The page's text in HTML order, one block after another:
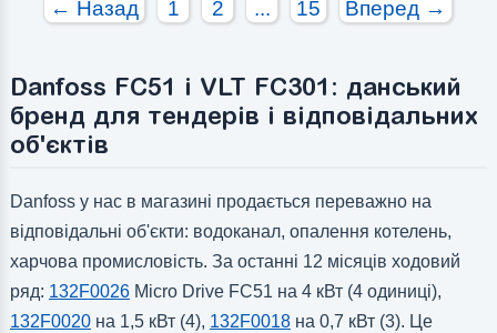
← Назад 1 2 ... 15 Вперед →
Danfoss FC51 і VLT FC301: данський
бренд для тендерів і відповідальних
об'єктів
Danfoss у нас в магазині продається переважно на
відповідальні об'єкти: водоканал, опалення котелень,
харчова промисловість. За останні 12 місяців ходовий
ряд: 132F0026Micro Drive FC51 на 4 кВт (4 одиниці),
132F0020на 1,5 кВт (4), 132F0018на 0,7 кВт (3). Це